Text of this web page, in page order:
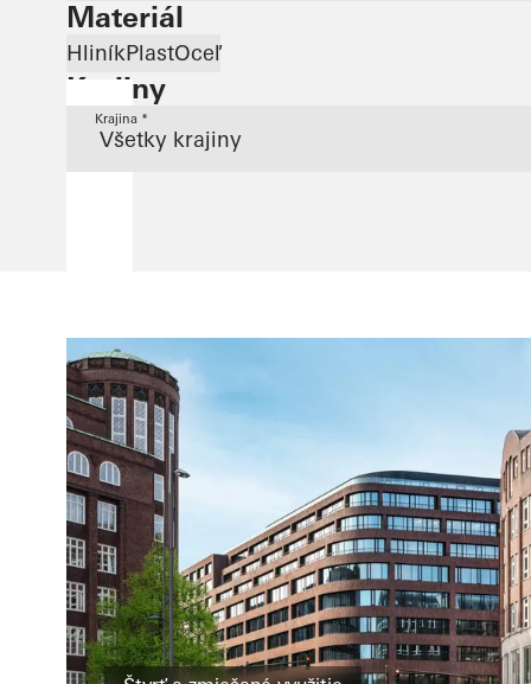
Materiál
HliníkPlastOceľ
Krajiny
Krajina *